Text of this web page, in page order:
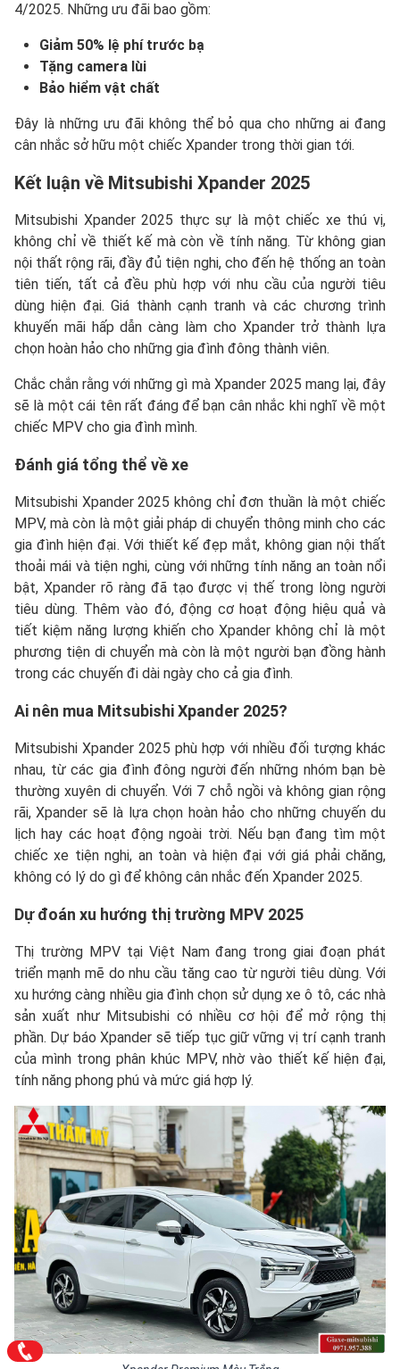
4/2025. Những ưu đãi bao gồm:
Giảm 50% lệ phí trước bạ
Tặng camera lùi
Bảo hiểm vật chất
Đây là những ưu đãi không thể bỏ qua cho những ai đang
cân nhắc sở hữu một chiếc Xpander trong thời gian tới.
Kết luận về Mitsubishi Xpander 2025
Mitsubishi Xpander 2025 thực sự là một chiếc xe thú vị,
không chỉ về thiết kế mà còn về tính năng. Từ không gian
nội thất rộng rãi, đầy đủ tiện nghi, cho đến hệ thống an toàn
tiên tiến, tất cả đều phù hợp với nhu cầu của người tiêu
dùng hiện đại. Giá thành cạnh tranh và các chương trình
khuyến mãi hấp dẫn càng làm cho Xpander trở thành lựa
chọn hoàn hảo cho những gia đình đông thành viên.
Chắc chắn rằng với những gì mà Xpander 2025 mang lại, đây
sẽ là một cái tên rất đáng để bạn cân nhắc khi nghĩ về một
chiếc MPV cho gia đình mình.
Đánh giá tổng thể về xe
Mitsubishi Xpander 2025 không chỉ đơn thuần là một chiếc
MPV, mà còn là một giải pháp di chuyển thông minh cho các
gia đình hiện đại. Với thiết kế đẹp mắt, không gian nội thất
thoải mái và tiện nghi, cùng với những tính năng an toàn nổi
bật, Xpander rõ ràng đã tạo được vị thế trong lòng người
tiêu dùng. Thêm vào đó, động cơ hoạt động hiệu quả và
tiết kiệm năng lượng khiến cho Xpander không chỉ là một
phương tiện di chuyển mà còn là một người bạn đồng hành
trong các chuyến đi dài ngày cho cả gia đình.
Ai nên mua Mitsubishi Xpander 2025?
Mitsubishi Xpander 2025 phù hợp với nhiều đối tượng khác
nhau, từ các gia đình đông người đến những nhóm bạn bè
thường xuyên di chuyển. Với 7 chỗ ngồi và không gian rộng
rãi, Xpander sẽ là lựa chọn hoàn hảo cho những chuyến du
lịch hay các hoạt động ngoài trời. Nếu bạn đang tìm một
chiếc xe tiện nghi, an toàn và hiện đại với giá phải chăng,
không có lý do gì để không cân nhắc đến Xpander 2025.
Dự đoán xu hướng thị trường MPV 2025
Thị trường MPV tại Việt Nam đang trong giai đoạn phát
triển mạnh mẽ do nhu cầu tăng cao từ người tiêu dùng. Với
xu hướng càng nhiều gia đình chọn sử dụng xe ô tô, các nhà
sản xuất như Mitsubishi có nhiều cơ hội để mở rộng thị
phần. Dự báo Xpander sẽ tiếp tục giữ vững vị trí cạnh tranh
của mình trong phân khúc MPV, nhờ vào thiết kế hiện đại,
tính năng phong phú và mức giá hợp lý.